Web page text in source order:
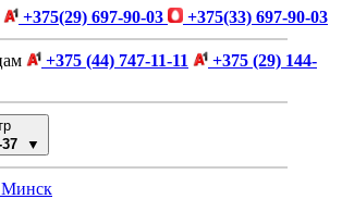
+375(29) 697-90-03 +375(33) 697-90-03
+375 (44) 747-11-11
+375 (29) 144-
37 ▼
Минск